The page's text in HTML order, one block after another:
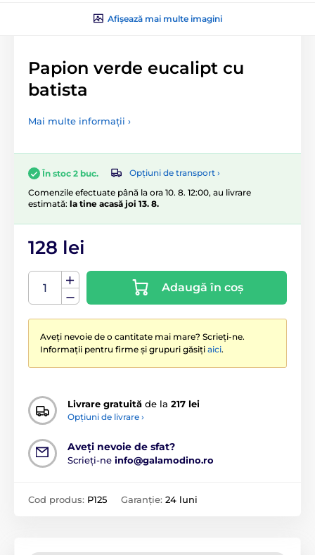
Afișează mai multe imagini
Papion verde eucalipt cu
batista
Mai multe informații ›
În stoc 2 buc.
Opțiuni de transport ›
Comenzile efectuate până la ora 10. 8. 12:00, au livrare
estimată: la tine acasă joi 13. 8.
128 lei
Adaugă în coș
Aveți nevoie de o cantitate mai mare? Scrieți-ne.
Informații pentru firme și grupuri găsiți aici.
Livrare gratuită de la 217 lei
Opțiuni de livrare ›
Aveți nevoie de sfat?
Scrieți-ne info@galamodino.ro
Cod produs: P125 Garanție: 24 luni